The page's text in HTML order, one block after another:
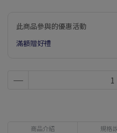
此商品參與的優惠活動
滿額贈好禮
商品介紹 規格